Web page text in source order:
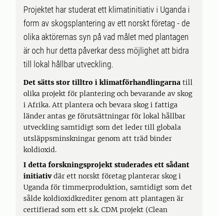
Projektet har studerat ett klimatinitiativ i Uganda i
form av skogsplantering av ett norskt företag - de
olika aktörernas syn på vad målet med plantagen
är och hur detta påverkar dess möjlighet att bidra
till lokal hållbar utveckling.
Det sätts stor tilltro i klimatförhandlingarna till
olika projekt för plantering och bevarande av skog
i Afrika. Att plantera och bevara skog i fattiga
länder antas ge förutsättningar för lokal hållbar
utveckling samtidigt som det leder till globala
utsläppsminskningar genom att träd binder
koldioxid.
I detta forskningsprojekt studerades ett sådant
initiativdär ett norskt företag planterar skog i
Uganda för timmerproduktion, samtidigt som det
sålde koldioxidkrediter genom att plantagen är
certifierad som ett s.k. CDM projekt (Clean